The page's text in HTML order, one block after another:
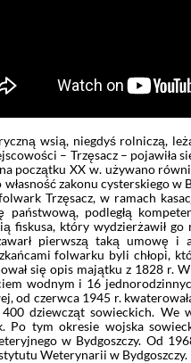
wsią, niegdyś rolniczą,
– Trzęsacz – pojawiła
początku XX w. używano
zakonu cysterskiego
Trzęsacz, w ramach
państwową, podległą
fiskusa, który wydzierżawił
pierwszą taką umowę i
folwarku byli chłopi,
się opis majątku z 1828 r.
wodnym i 16
od czerwca 1945 r.
dziewcząt sowieckich. We
Po tym okresie wojska
w Bydgoszczy. Od
Weterynarii w Bydgoszczy.